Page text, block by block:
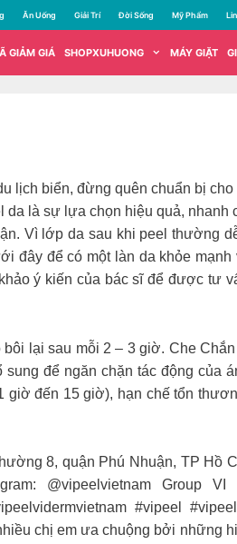
Ăn Uống Giải Trí Đời Sống Mỹ Phẩm
GIẢM GIÁ SHOPXUHUONG MÁY GIẶT
lịch biển, đừng quên chuẩn bị
là sự lựa chọn hiệu quả, nhanh
Vì lớp da sau khi peel thường
đây để có một làn da khỏe
ý kiến của bác sĩ để được tư
lại sau mỗi 2 – 3 giờ. Che
để ngăn chặn tác động của
đến 15 giờ), hạn chế tổn
8, quận Phú Nhuận, TP Hồ
@vipeelvietnam Group
#vipeel
chị em ưa chuộng bởi những